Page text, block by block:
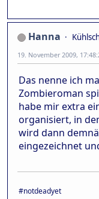
Hanna
19. November 2009,
Das nenne ich
Zombieroman
habe mir extra
organisiert, in
wird dann
eingezeichnet
#notdeadyet